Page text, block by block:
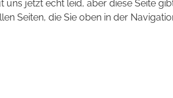
uns jetzt echt leid, aber diese Seite
Seiten, die Sie oben in der